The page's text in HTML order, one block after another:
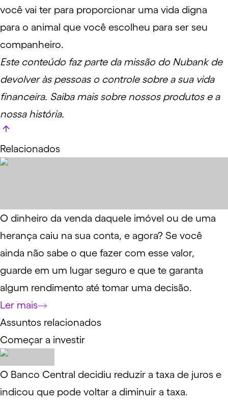
você vai ter para proporcionar uma vida digna
para o animal que você escolheu para ser seu
companheiro.
Este conteúdo faz parte da missão do Nubank de
devolver às pessoas o controle sobre a sua vida
financeira. Saiba mais sobre nossos produtos e a
nossa história.
Relacionados
O dinheiro da venda daquele imóvel ou de uma
herança caiu na sua conta, e agora? Se você
ainda não sabe o que fazer com esse valor,
guarde em um lugar seguro e que te garanta
algum rendimento até tomar uma decisão.
Ler mais
Assuntos relacionados
Começar a investir
O Banco Central decidiu reduzir a taxa de juros e
indicou que pode voltar a diminuir a taxa.